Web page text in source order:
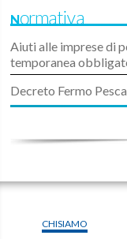
Normativa
Aiuti alle imprese di
temporanea
Decreto Fermo
CHISIAMO